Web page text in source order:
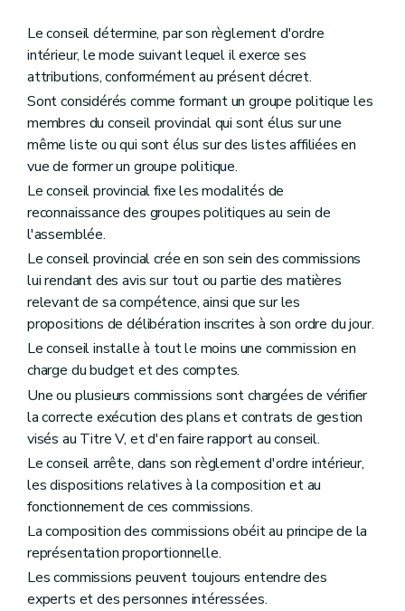
Le conseil détermine, par son règlement d'ordre
intérieur, le mode suivant lequel il exerce ses
attributions, conformément au présent décret.
Sont considérés comme formant un groupe politique les
membres du conseil provincial qui sont élus sur une
même liste ou qui sont élus sur des listes affiliées en
vue de former un groupe politique.
Le conseil provincial fixe les modalités de
reconnaissance des groupes politiques au sein de
l'assemblée.
Le conseil provincial crée en son sein des commissions
lui rendant des avis sur tout ou partie des matières
relevant de sa compétence, ainsi que sur les
propositions de délibération inscrites à son ordre du jour.
Le conseil installe à tout le moins une commission en
charge du budget et des comptes.
Une ou plusieurs commissions sont chargées de vérifier
la correcte exécution des plans et contrats de gestion
visés au Titre V, et d'en faire rapport au conseil.
Le conseil arrête, dans son règlement d'ordre intérieur,
les dispositions relatives à la composition et au
fonctionnement de ces commissions.
La composition des commissions obéit au principe de la
représentation proportionnelle.
Les commissions peuvent toujours entendre des
experts et des personnes intéressées.